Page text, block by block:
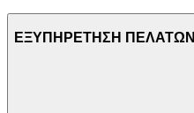
ΕΞΥΠΗΡΕΤΗΣΗ ΠΕΛΑΤΩΝ